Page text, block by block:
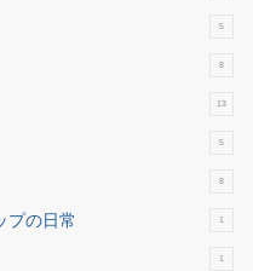
5
8
13
5
8
プの日常 1
1